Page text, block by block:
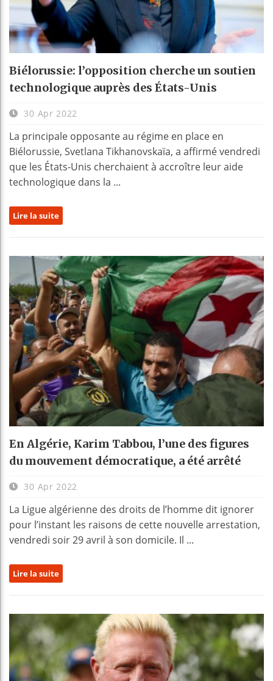
Biélorussie: l’opposition cherche un soutien
technologique auprès des États-Unis
30 Apr 2022
La principale opposante au régime en place en
Biélorussie, Svetlana Tikhanovskaïa, a affirmé vendredi
que les États-Unis cherchaient à accroître leur aide
technologique dans la ...
Lire la suite
En Algérie, Karim Tabbou, l’une des figures
du mouvement démocratique, a été arrêté
30 Apr 2022
La Ligue algérienne des droits de l’homme dit ignorer
pour l’instant les raisons de cette nouvelle arrestation,
vendredi soir 29 avril à son domicile. Il ...
Lire la suite